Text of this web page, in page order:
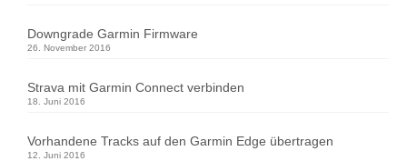
Downgrade Garmin Firmware
26. November 2016
Strava mit Garmin Connect verbinden
18. Juni 2016
Vorhandene Tracks auf den Garmin Edge übertragen
12. Juni 2016